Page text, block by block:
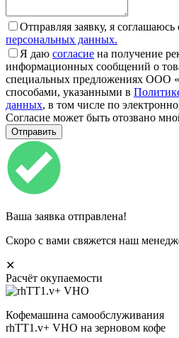
Отправляя заявку, я соглашаюсь
персональных данных.
Я даю согласие на получение
информационных сообщений о
специальных предложениях ООО
способами, указанными в
данных, в том числе по
Согласие может быть отозвано
Ваша заявка отправлена!
Скоро с вами свяжется наш
✕
Расчёт окупаемости
Кофемашина самообслуживания
rhTT1.v+ VHO на зерновом кофе